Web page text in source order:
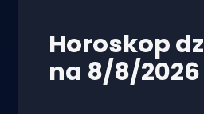
Horoskop
na 8/8/2026